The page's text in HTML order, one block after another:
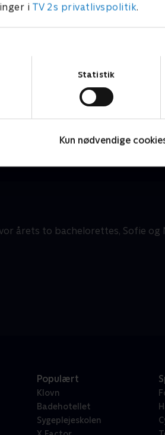
i TV 2s privatlivspolitik.
Statistik
Kun nødvendige
årets to bachelorettes, Sofie
Populært
Klovn
Badehotellet
Sygeplejeskolen